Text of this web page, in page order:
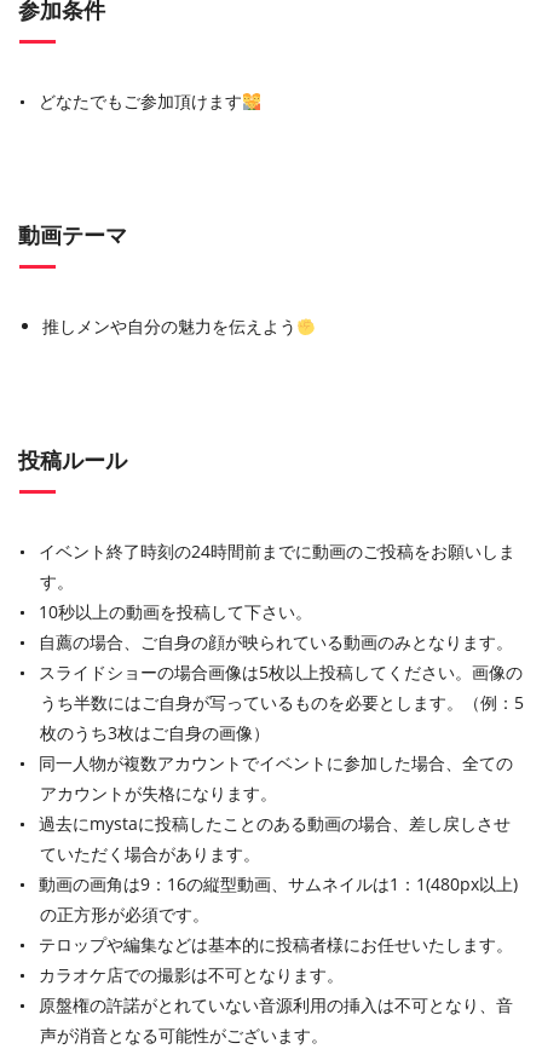
参加条件
どなたでもご参加頂けます
動画テーマ
推しメンや自分の魅力を伝えよう
投稿ルール
イベント終了時刻の24時間前までに動画のご投稿をお願いしま
す。
10秒以上の動画を投稿して下さい。
自薦の場合、ご自身の顔が映られている動画のみとなります。
スライドショーの場合画像は5枚以上投稿してください。画像の
うち半数にはご自身が写っているものを必要とします。（例：5
枚のうち3枚はご自身の画像）
同一人物が複数アカウントでイベントに参加した場合、全ての
アカウントが失格になります。
過去にmystaに投稿したことのある動画の場合、差し戻しさせ
ていただく場合があります。
動画の画角は9：16の縦型動画、サムネイルは1：1(480px以上)
の正方形が必須です。
テロップや編集などは基本的に投稿者様にお任せいたします。
カラオケ店での撮影は不可となります。
原盤権の許諾がとれていない音源利用の挿入は不可となり、音
声が消音となる可能性がございます。